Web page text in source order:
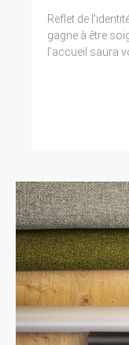
Reflet de
gagne à être
l’accueil saura